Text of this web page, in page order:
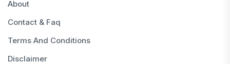
About
Contact & Faq
Terms And Conditions
Disclaimer